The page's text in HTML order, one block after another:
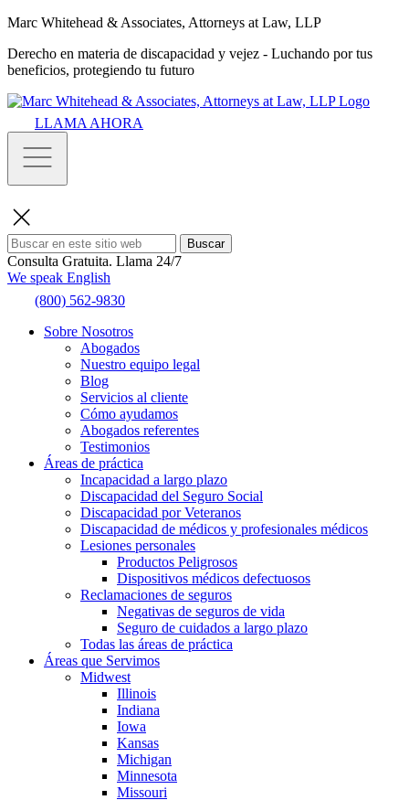
Marc Whitehead & Associates, Attorneys at Law, LLP
Derecho en materia de discapacidad y vejez - Luchando por tus
beneficios, protegiendo tu futuro
LLAMA AHORA
Buscar
Consulta Gratuita. Llama 24/7
We speak English
(800) 562-9830
Sobre Nosotros
Abogados
Nuestro equipo legal
Blog
Servicios al cliente
Cómo ayudamos
Abogados referentes
Testimonios
Áreas de práctica
Incapacidad a largo plazo
Discapacidad del Seguro Social
Discapacidad por Veteranos
Discapacidad de médicos y profesionales médicos
Lesiones personales
Productos Peligrosos
Dispositivos médicos defectuosos
Reclamaciones de seguros
Negativas de seguros de vida
Seguro de cuidados a largo plazo
Todas las áreas de práctica
Áreas que Servimos
Midwest
Illinois
Indiana
Iowa
Kansas
Michigan
Minnesota
Missouri